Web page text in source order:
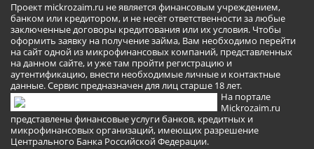
Проект mickrozaim.ru не является финансовым учреждением,
банком или кредитором, и не несёт ответственности за любые
заключенные договоры кредитования или их условия. Чтобы
оформить заявку на получение займа, Вам необходимо перейти
на сайт одной из микрофинансовых компаний, представленных
на данном сайте, и уже там пройти регистрацию и
аутентификацию, внести необходимые личные и контактные
данные. Сервис предназначен для лиц старше 18 лет.
На портале
Mickrozaim.ru
представлены финансовые услуги банков, кредитных и
микрофинансовых организаций, имеющих разрешение
Центрального Банка Российской Федерации.